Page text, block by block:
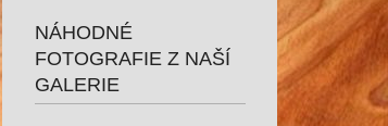
NÁHODNÉ
FOTOGRAFIE Z NAŠÍ
GALERIE